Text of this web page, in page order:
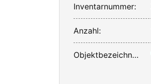
Inventarnummer:
Anzahl:
Objektbezeichnung: